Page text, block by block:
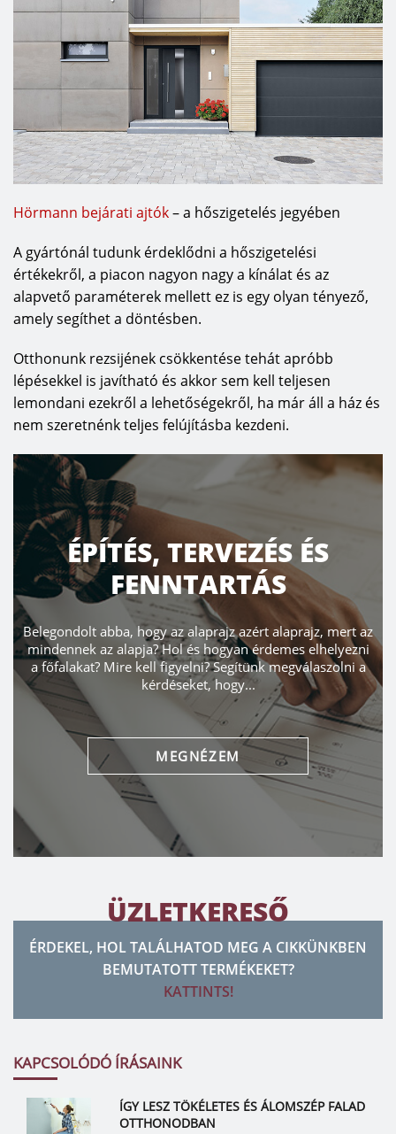
Hörmann bejárati ajtók– a hőszigetelés jegyében
A gyártónál tudunk érdeklődni a hőszigetelési
értékekről, a piacon nagyon nagy a kínálat és az
alapvető paraméterek mellett ez is egy olyan tényező,
amely segíthet a döntésben.
Otthonunk rezsijének csökkentése tehát apróbb
lépésekkel is javítható és akkor sem kell teljesen
lemondani ezekről a lehetőségekről, ha már áll a ház és
nem szeretnénk teljes felújításba kezdeni.
ÉPÍTÉS, TERVEZÉS ÉS
FENNTARTÁS
Belegondolt abba, hogy az alaprajz azért alaprajz, mert az
mindennek az alapja? Hol és hogyan érdemes elhelyezni
a főfalakat? Mire kell figyelni? Segítünk megválaszolni a
kérdéseket, hogy...
MEGNÉZEM
ÜZLETKERESŐ
ÉRDEKEL, HOL TALÁLHATOD MEG A CIKKÜNKBEN
BEMUTATOTT TERMÉKEKET?
KATTINTS!
KAPCSOLÓDÓ ÍRÁSAINK
ÍGY LESZ TÖKÉLETES ÉS ÁLOMSZÉP FALAD
OTTHONODBAN